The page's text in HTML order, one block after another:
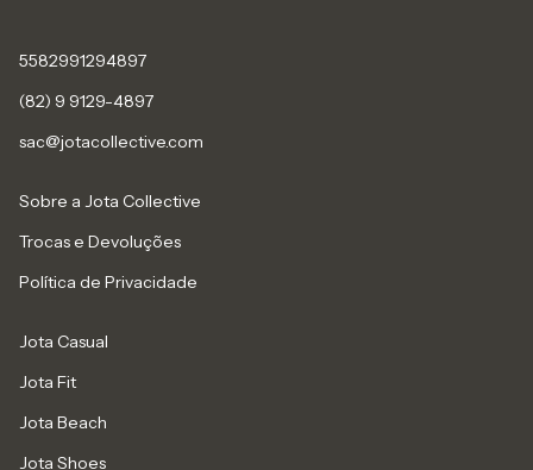
5582991294897
(82) 9 9129-4897
sac@jotacollective.com
Sobre a Jota Collective
Trocas e Devoluções
Política de Privacidade
Jota Casual
Jota Fit
Jota Beach
Jota Shoes